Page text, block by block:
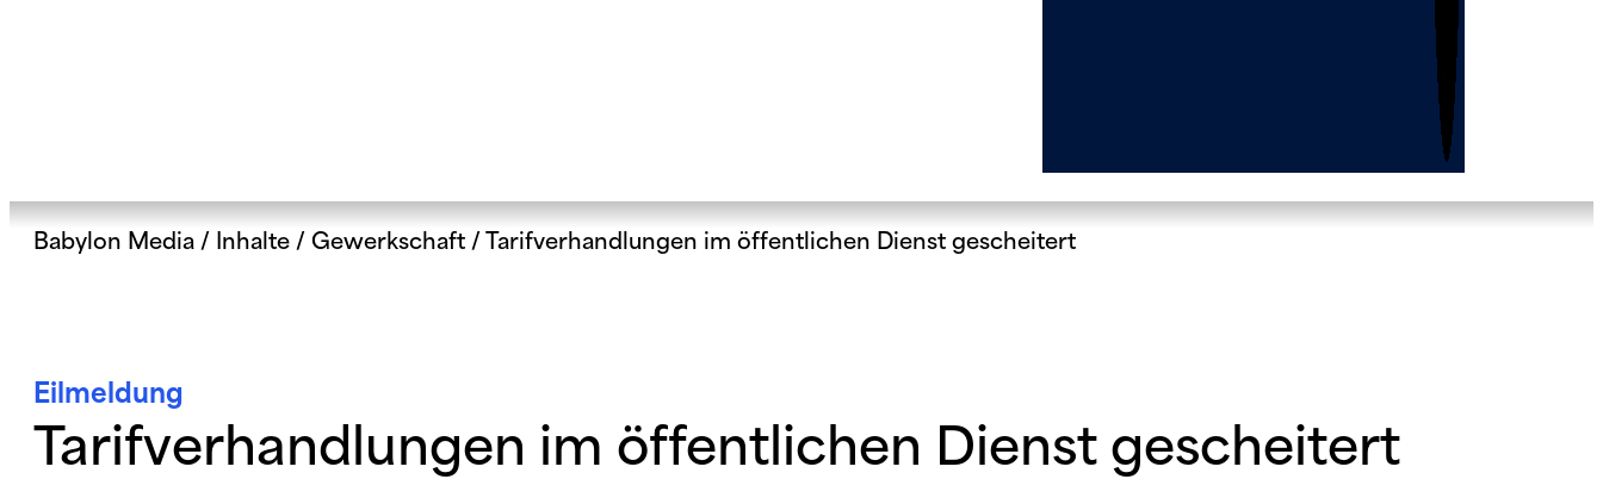
Babylon Media / Inhalte / Gewerkschaft / Tarifverhandlungen im öffentlichen Dienst gescheitert
Eilmeldung
Tarifverhandlungen im öffentlichen Dienst gescheitert